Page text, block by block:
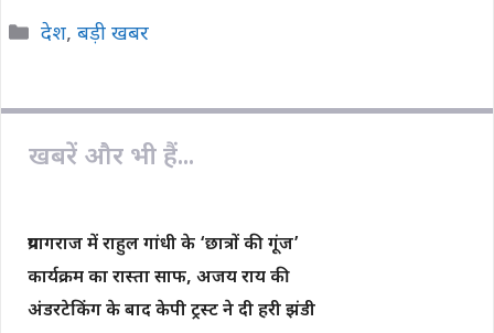
e
o
k
t
A
i
k
Categories
देश, बड़ी खबर
खबरें और भी हैं...
प्रयागराज में राहुल गांधी के ‘छात्रों की गूंज’
कार्यक्रम का रास्ता साफ, अजय राय की
अंडरटेकिंग के बाद केपी ट्रस्ट ने दी हरी झंडी